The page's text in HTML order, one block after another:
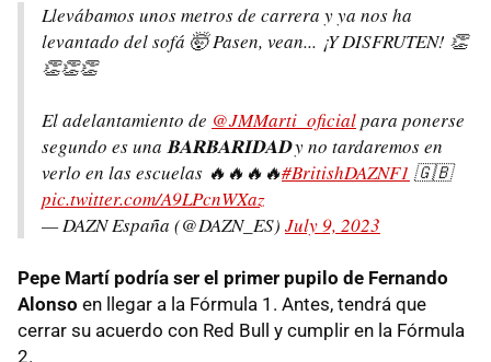
Llevábamos unos metros de carrera y ya nos ha
levantado del sofá 🤯 Pasen, vean... ¡Y DISFRUTEN! 👏
👏👏👏
El adelantamiento de @JMMarti_oficialpara ponerse
segundo es una 𝐁𝐀𝐑𝐁𝐀𝐑𝐈𝐃𝐀𝐃 y no tardaremos en
verlo en las escuelas 🔥🔥🔥🔥#BritishDAZNF1 🇬🇧
pic.twitter.com/A9LPcnWXaz
— DAZN España (@DAZN_ES) July 9, 2023
Pepe Martí podría ser el primer pupilo de Fernando
Alonso en llegar a la Fórmula 1. Antes, tendrá que
cerrar su acuerdo con Red Bull y cumplir en la Fórmula
2.